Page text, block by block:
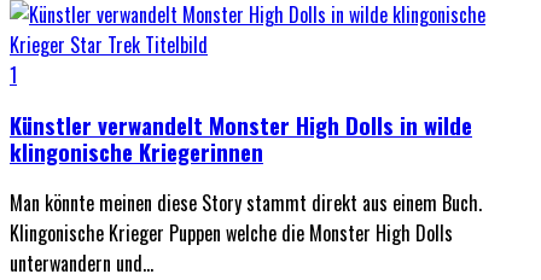
1
Künstler verwandelt Monster High Dolls in wilde
klingonische Kriegerinnen
Man könnte meinen diese Story stammt direkt aus einem Buch.
Klingonische Krieger Puppen welche die Monster High Dolls
unterwandern und...